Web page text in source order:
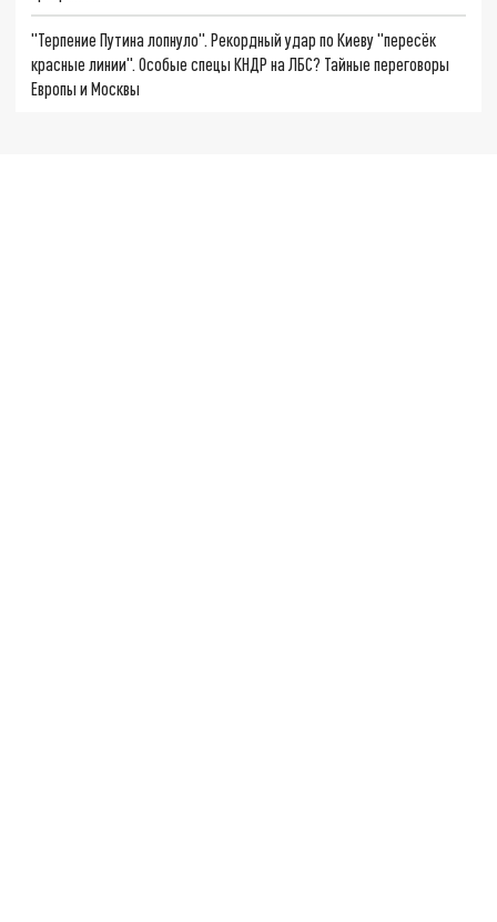
"Терпение Путина лопнуло". Рекордный удар по Киеву "пересёк
красные линии". Особые спецы КНДР на ЛБС? Тайные переговоры
Европы и Москвы